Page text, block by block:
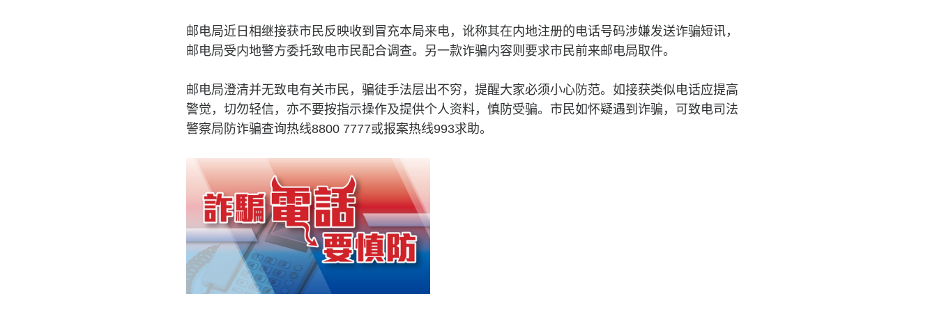
邮电局近日相继接获市民反映收到冒充本局来电，讹称其在内地注册的电话号码涉嫌发送诈骗短讯，
邮电局受内地警方委托致电市民配合调查。另一款诈骗内容则要求市民前来邮电局取件。
邮电局澄清并无致电有关市民，骗徒手法层出不穷，提醒大家必须小心防范。如接获类似电话应提高
警觉，切勿轻信，亦不要按指示操作及提供个人资料，慎防受骗。市民如怀疑遇到诈骗，可致电司法
警察局防诈骗查询热线8800 7777或报案热线993求助。